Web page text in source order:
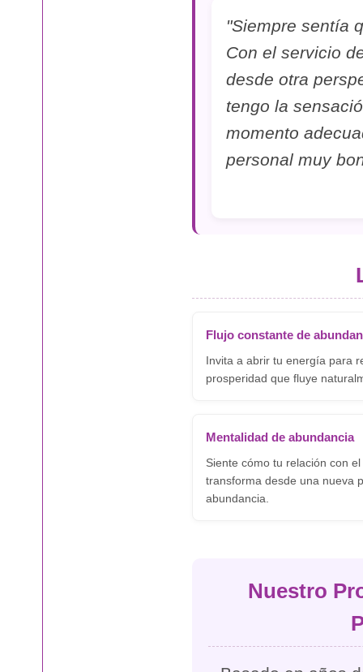
"Siempre sentía
Con el servicio
desde otra
tengo la
momento
personal muy
Flujo constante de
Invita a abrir tu energía para
prosperidad que fluye
Mentalidad de abundancia
Siente cómo tu relación con
transforma desde una nueva
abundancia.
Nuestro